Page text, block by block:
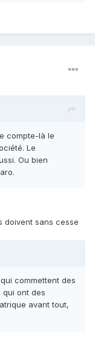
compte-là le
Le
Ou bien
doivent sans cesse
commettent des
qui ont des
avant tout,